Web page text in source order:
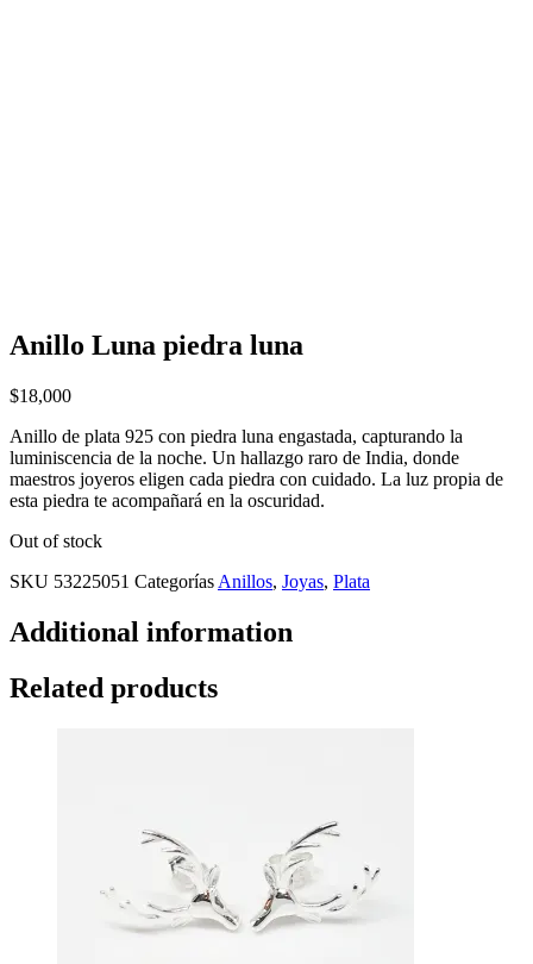
Anillo Luna piedra luna
$18,000
Anillo de plata 925 con piedra luna engastada, capturando la
luminiscencia de la noche. Un hallazgo raro de India, donde
maestros joyeros eligen cada piedra con cuidado. La luz propia de
esta piedra te acompañará en la oscuridad.
Out of stock
SKU 53225051 Categorías Anillos, Joyas, Plata
Additional information
Related products